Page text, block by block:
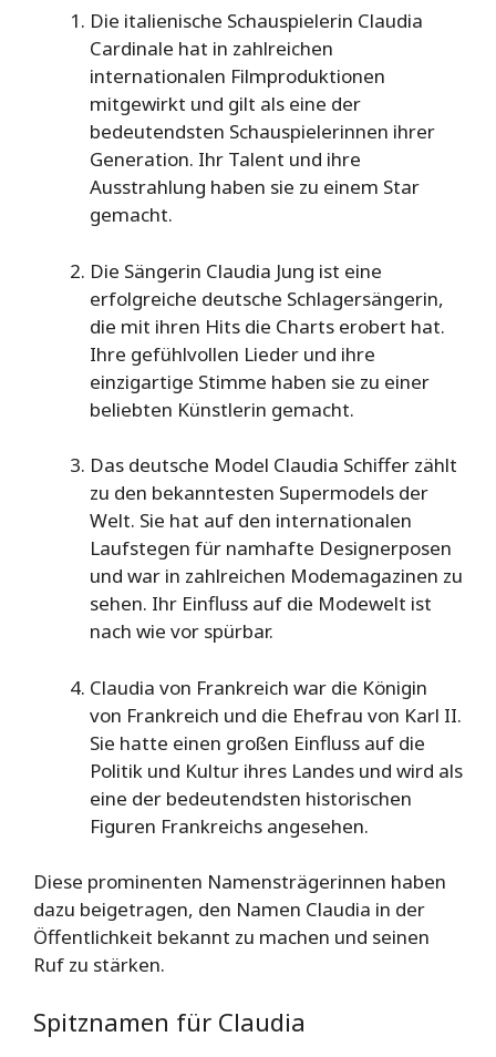
Die italienische Schauspielerin Claudia
Cardinale hat in zahlreichen
internationalen Filmproduktionen
mitgewirkt und gilt als eine der
bedeutendsten Schauspielerinnen ihrer
Generation. Ihr Talent und ihre
Ausstrahlung haben sie zu einem Star
gemacht.
Die Sängerin Claudia Jung ist eine
erfolgreiche deutsche Schlagersängerin,
die mit ihren Hits die Charts erobert hat.
Ihre gefühlvollen Lieder und ihre
einzigartige Stimme haben sie zu einer
beliebten Künstlerin gemacht.
Das deutsche Model Claudia Schiffer zählt
zu den bekanntesten Supermodels der
Welt. Sie hat auf den internationalen
Laufstegen für namhafte Designerposen
und war in zahlreichen Modemagazinen zu
sehen. Ihr Einfluss auf die Modewelt ist
nach wie vor spürbar.
Claudia von Frankreich war die Königin
von Frankreich und die Ehefrau von Karl II.
Sie hatte einen großen Einfluss auf die
Politik und Kultur ihres Landes und wird als
eine der bedeutendsten historischen
Figuren Frankreichs angesehen.
Diese prominenten Namensträgerinnen haben
dazu beigetragen, den Namen Claudia in der
Öffentlichkeit bekannt zu machen und seinen
Ruf zu stärken.
Spitznamen für Claudia